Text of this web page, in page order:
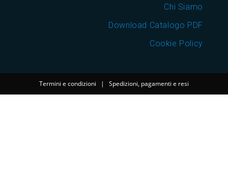
Chi Siamo
Download Catalogo PDF
Cookie Policy
Termini e condizioni | Spedizioni, pagamenti e resi